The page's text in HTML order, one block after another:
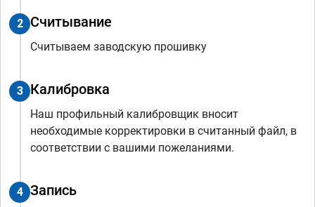
2 Считывание
Считываем заводскую прошивку
3 Калибровка
Наш профильный калибровщик вносит
необходимые корректировки в считанный файл, в
соответствии с вашими пожеланиями.
4 Запись